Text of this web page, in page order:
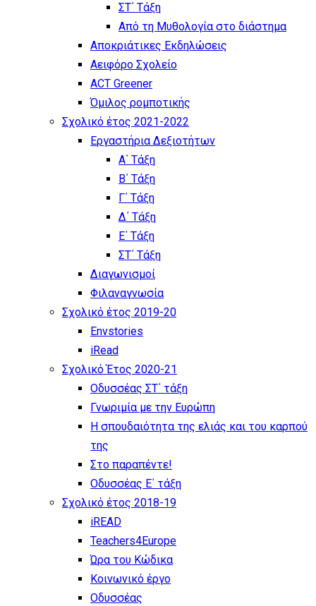
ΣΤ΄ Τάξη
Από τη Μυθολογία στο διάστημα
Αποκριάτικες Εκδηλώσεις
Αειφόρο Σχολείο
ACT Greener
Όμιλος ρομποτικής
Σχολικό έτος 2021-2022
Εργαστήρια Δεξιοτήτων
Α΄ Τάξη
Β΄ Τάξη
Γ΄ Τάξη
Δ΄ Τάξη
Ε΄ Τάξη
ΣΤ΄ Τάξη
Διαγωνισμοί
Φιλαναγνωσία
Σχολικό έτος 2019-20
Envstories
iRead
Σχολικό Έτος 2020-21
Οδυσσέας ΣΤ΄ τάξη
Γνωριμία με την Ευρώπη
Η σπουδαιότητα της ελιάς και του καρπού
της
Στο παραπέντε!
Οδυσσέας Ε΄ τάξη
Σχολικό έτος 2018-19
iREAD
Teachers4Europe
Ώρα του Κώδικα
Κοινωνικό έργο
Οδυσσέας